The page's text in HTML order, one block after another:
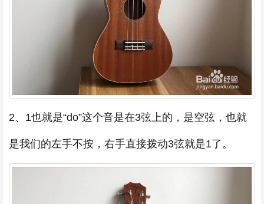
2、1也就是“do”这个音是在3弦上的，是空弦，也就
是我们的左手不按，右手直接拨动3弦就是1了。